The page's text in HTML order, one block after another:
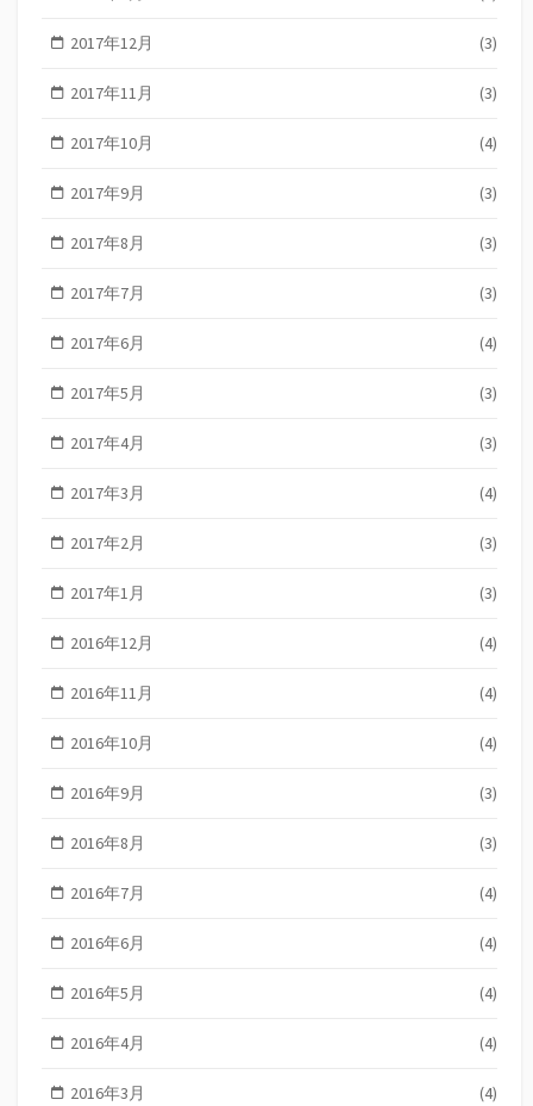
2017年12月 (3)
2017年11月 (3)
2017年10月 (4)
2017年9月 (3)
2017年8月 (3)
2017年7月 (3)
2017年6月 (4)
2017年5月 (3)
2017年4月 (3)
2017年3月 (4)
2017年2月 (3)
2017年1月 (3)
2016年12月 (4)
2016年11月 (4)
2016年10月 (4)
2016年9月 (3)
2016年8月 (3)
2016年7月 (4)
2016年6月 (4)
2016年5月 (4)
2016年4月 (4)
2016年3月 (4)